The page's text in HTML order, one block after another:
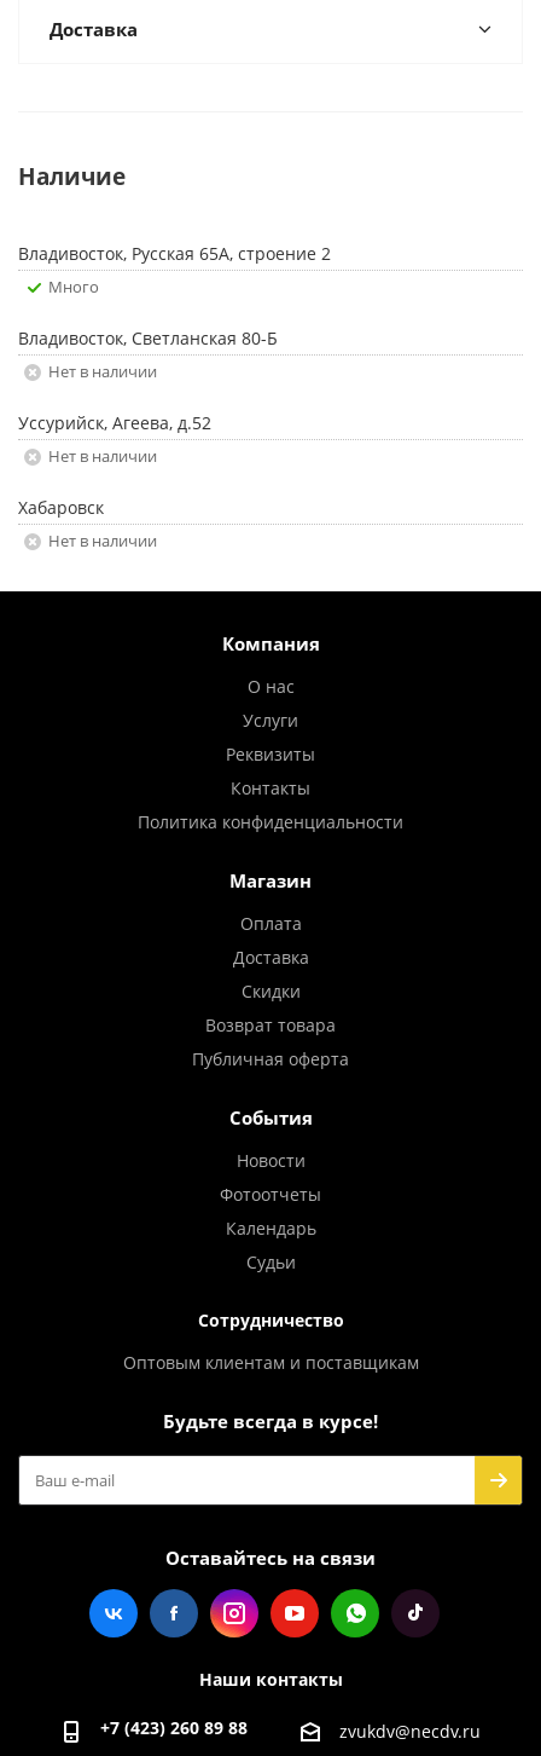
Доставка
Наличие
Владивосток, Русская 65А, строение 2
Много
Владивосток, Светланская 80-Б
Нет в наличии
Уссурийск, Агеева, д.52
Нет в наличии
Хабаровск
Нет в наличии
Компания
О нас
Услуги
Реквизиты
Контакты
Политика конфиденциальности
Магазин
Оплата
Доставка
Скидки
Возврат товара
Публичная оферта
События
Новости
Фотоотчеты
Календарь
Судьи
Сотрудничество
Оптовым клиентам и поставщикам
Будьте всегда в курсе!
Оставайтесь на связи
Наши контакты
+7 (423) 260 89 88 zvukdv@necdv.ru